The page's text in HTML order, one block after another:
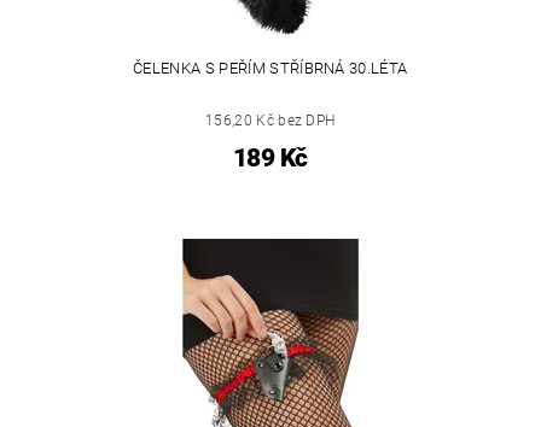
ČELENKA S PEŘÍM STŘÍBRNÁ 30.LÉTA
156,20 Kč bez DPH
189 Kč